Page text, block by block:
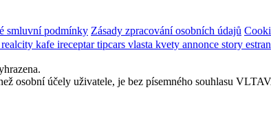
smluvní podmínky Zásady zpracování osobních údajů
realcity kafe ireceptartipcars vlasta kvety annonce story
osobní účely uživatele, je bez písemného souhlasu